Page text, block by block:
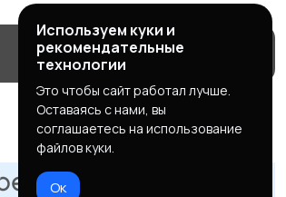
Используем куки и
рекомендательные
технологии
Это чтобы сайт работал лучше.
Оставаясь с нами, вы
соглашаетесь на использование
файлов куки.
Ок